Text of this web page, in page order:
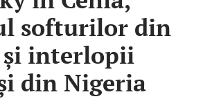
softurilor din
și interlopii
din Nigeria